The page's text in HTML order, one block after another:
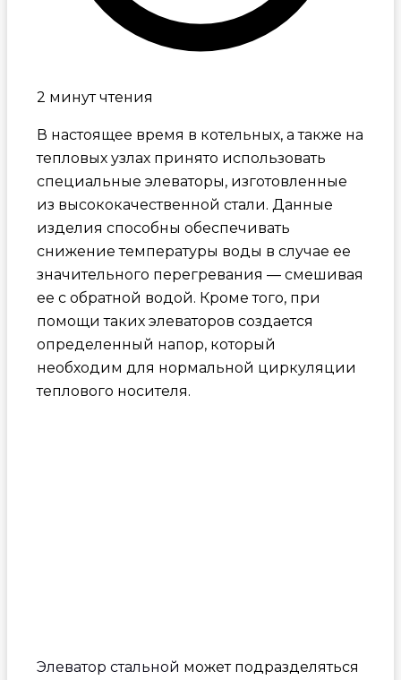
2 минут чтения
В настоящее время в котельных, а также на
тепловых узлах принято использовать
специальные элеваторы, изготовленные
из высококачественной стали. Данные
изделия способны обеспечивать
снижение температуры воды в случае ее
значительного перегревания — смешивая
ее с обратной водой. Кроме того, при
помощи таких элеваторов создается
определенный напор, который
необходим для нормальной циркуляции
теплового носителя.
Элеватор стальной может подразделяться